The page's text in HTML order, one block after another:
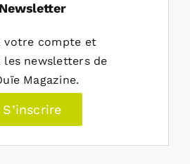
Newsletter
votre compte et
les newsletters de
Magazine.
S’inscrire